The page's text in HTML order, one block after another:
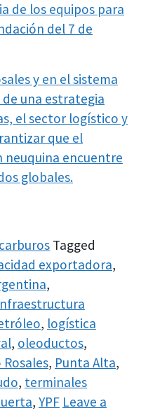
de los equipos para
del 7 de
y en el sistema
una estrategia
el sector logístico y
que el
encuentre
globales.
Tagged
exportadora,
,
, logística
, oleoductos,
, Punta Alta,
, terminales
, YPF Leave a